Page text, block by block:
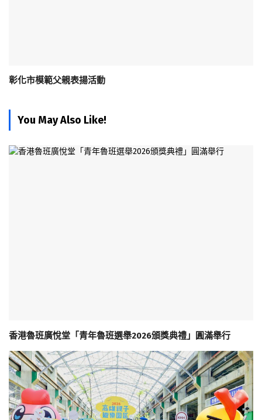
彰化市模範父親表揚活動
You May Also Like!
香港魯班廣悅堂「青年魯班選舉2026頒獎典禮」圓滿舉行